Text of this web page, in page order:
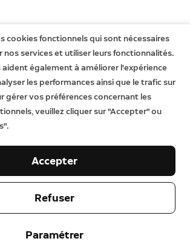
cookies fonctionnels qui sont nécessaires
nos services et utiliser leurs fonctionnalités.
aident également à améliorer l'expérience
les performances ainsi que le trafic sur
gérer vos préférences concernant les
veuillez cliquer sur "Accepter" ou
Paramétrer
Refuser
Accepter